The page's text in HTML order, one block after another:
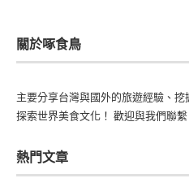
關於啄食鳥
主要分享台灣與國外的旅遊經驗、
探索世界美食文化！ 歡迎與我們聯
熱門文章